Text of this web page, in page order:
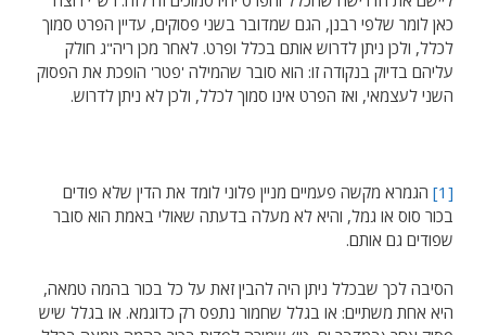
כאן לומר שלפי רבנן, הגם שמדובר בשני פסוקים, עדיין הפרט סמוך
לכלל, ולכן ניתן לדרוש אותם בכלל ופרט. לאחר מכן ריה"ג חולק
עליהם בדיוק בנקודה זו: הוא סובר שהמילה 'פטר' הופכת את הפסוק
השני לעצמאי, ואז הפרט אינו סמוך לכלל, ולכן לא ניתן לדרוש.
[1]
הגמרא מקשה פעמיים מניין פלוני לומד את הדין שלא פודים
בכור סוס או גמל, והיא לא מעלה בדעתה שאולי באמת הוא סובר
שפודים גם אותם.
הסיבה לכך שבכלל ניתן היה להבין זאת על כל בכור בהמה טמאה,
היא אחת משתיים: או בגלל שחמור נתפס רק כדוגמא. או בגלל שיש